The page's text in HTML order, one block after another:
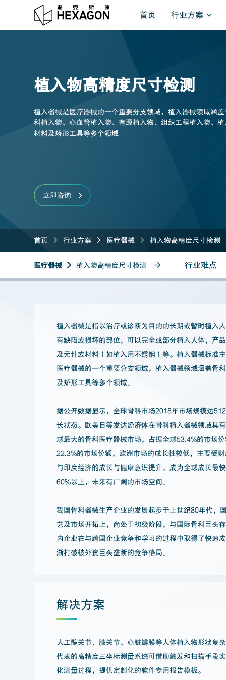
首页 行业方案
植入物高精度尺寸检测
植入器械是医疗器械的一个重要分支领域，植入器械领域涵盖
科植入物、心血管植入物、有源植入物、组织工程植入物、植
材料及矫形工具等多个领域
立即咨询
首页 行业方案 医疗器械 植入物高精度尺寸检测
医疗器械 植入物高精度尺寸检测 行业难点
植入器械是指以治疗或诊断为目的的长期或暂时植入
有缺陷或损坏的部位，可以完全或部分植入人体，产
及元件或材料（如植入用不锈钢）等。植入器械标准
医疗器械的一个重要分支领域，植入器械领域涵盖骨
及矫形工具等多个领域。
据公开数据显示，全球骨科市场2018年市场规模达
长状态。欧美日等发达经济体在骨科植入器械领域具
球最大的骨科医疗器械市场，占据全球53.4%的市场
22.3%的市场份额，欧洲市场的成长性较低，主要受
与印度经济的成长与健康意识提升，成为全球成长最
60%以上，未来有广阔的市场空间。
我国骨科器械生产企业的发展起步于上世纪80年代，
艺及市场开拓上，尚处于初级阶段，与国际骨科巨头
内企业在与跨国企业竞争和学习的过程中取得了快速
渐打破被外资巨头垄断的竞争格局。
解决方案
人工髋关节、膝关节、心脏瓣膜等人体植入物形状复
代表的高精度三坐标测量系统可借助触发和扫描手段
化测量过程，提供定制化的软件专用报告模板。